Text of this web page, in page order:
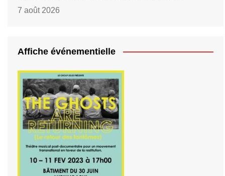
7 août 2026
Affiche événementielle